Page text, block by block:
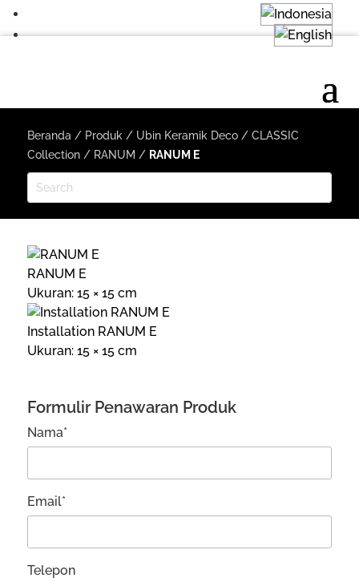
Beranda / Produk / Ubin Keramik Deco/ CLASSIC
Collection/ RANUM / RANUM E
RANUM E
Ukuran: 15 × 15 cm
Installation RANUM E
Ukuran: 15 × 15 cm
Formulir Penawaran Produk
Nama*
Email*
Telepon